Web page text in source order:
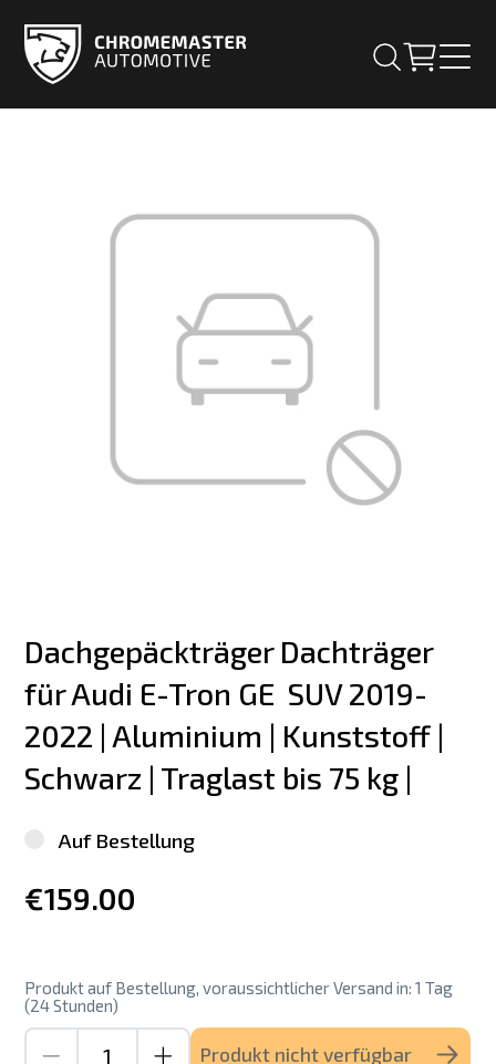
Dachgepäckträger Dachträger
für Audi E-Tron GE  SUV 2019-
2022 | Aluminium | Kunststoff |
Schwarz | Traglast bis 75 kg |
Auf Bestellung
€159.00
Produkt auf Bestellung, voraussichtlicher Versand in: 1 Tag
(24 Stunden)
Produkt nicht verfügbar